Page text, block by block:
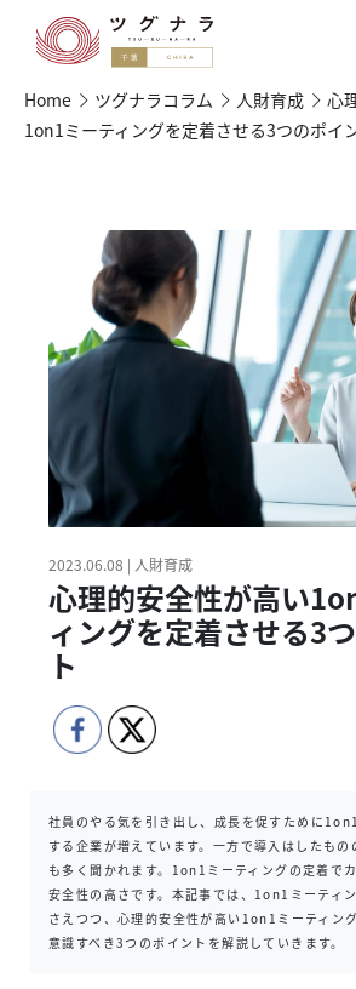
Home ツグナラコラム 人財育成
心
1on1ミーティングを定着させる3つのポイ
2023.06.08 | 人財育成
心理的安全性が高い
ィングを定着させる3
ト
社員のやる気を引き出し、成長を促すために
する企業が増えています。一方で導入はしたも
も多く聞かれます。1on1ミーティングの定着で
安全性の高さです。本記事では、1on1ミーティ
さえつつ、心理的安全性が高い1on1ミーティン
意識すべき3つのポイントを解説していきます。